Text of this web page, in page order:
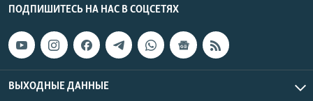
ПОДПИШИТЕСЬ НА НАС В СОЦСЕТЯХ
ВЫХОДНЫЕ ДАННЫЕ